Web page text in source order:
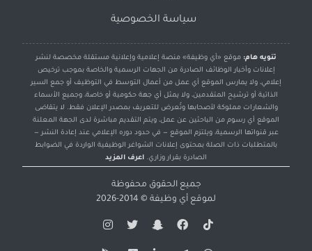
سياسة الخصوصية
تنويه هام: موقع «أي وظيفة» منصة إعلامية وإعلانية مستقلة مخصصة لنشر
إعلانات وأخبار الوظائف الصادرة من الجهات الرسمية والخاصة بموجب ترخيص
إعلامي، ولا يمارس الموقع أي عمل من أعمال التوسط في التوظيف أو جمع السير
الذاتية أو ترشيح المتقدمين، ولا يمثل أي جهة حكومية أو خاصة، وجميع الأسماء
والشعارات مملوكة لأصحابها وتُعرض للتعريف بمصدر الإعلان فقط. لا يتقاضى
الموقع أي رسوم من الباحثين عن عمل، ويتم التقديم مباشرة لدى الجهة المعلنة
عبر قنواتها الرسمية، ويلتزم الموقع — في حدود دوره الإعلامي عند إعادة النشر —
بالمتطلبات ذات الصلة بمحتوى إعلانات الشواغر الوظيفية الواردة في الضوابط
الصادرة بقرار وزاري. اعرف المزيد
جميع الحقوق محفوظة
لموقع أي وظيفة © 2014-2026